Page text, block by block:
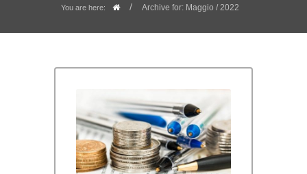
You are here: / Archive for: Maggio / 2022